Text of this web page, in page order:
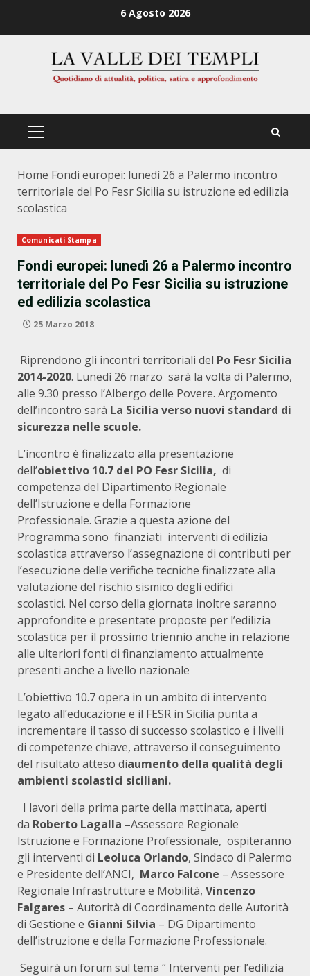
6 Agosto 2026
PRIMÄRES
Home Fondi europei: lunedì 26 a Palermo incontro
territoriale del Po Fesr Sicilia su istruzione ed edilizia
scolastica
Comunicati Stampa
Fondi europei: lunedì 26 a Palermo incontro
territoriale del Po Fesr Sicilia su istruzione
ed edilizia scolastica
25 Marzo 2018
Riprendono gli incontri territoriali del Po Fesr Sicilia
2014-2020. Lunedì 26 marzo sarà la volta di Palermo,
alle 9.30 presso l’Albergo delle Povere. Argomento
dell’incontro sarà La Sicilia verso nuovi standard di
sicurezza nelle scuole.
L’incontro è finalizzato alla presentazione
dell’obiettivo 10.7 del PO Fesr Sicilia, di
competenza del Dipartimento Regionale
dell’Istruzione e della Formazione
Professionale. Grazie a questa azione del
Programma sono finanziati interventi di edilizia
scolastica attraverso l’assegnazione di contributi per
l’esecuzione delle verifiche tecniche finalizzate alla
valutazione del rischio sismico degli edifici
scolastici. Nel corso della giornata inoltre saranno
approfondite e presentate proposte per l’edilizia
scolastica per il prossimo triennio anche in relazione
alle ulteriori fonti di finanziamento attualmente
presenti anche a livello nazionale
L’obiettivo 10.7 opera in un ambito di intervento
legato all’educazione e il FESR in Sicilia punta a
incrementare il tasso di successo scolastico e i livelli
di competenze chiave, attraverso il conseguimento
del risultato atteso diaumento della qualità degli
ambienti scolastici siciliani.
I lavori della prima parte della mattinata, aperti
da Roberto Lagalla –Assessore Regionale
Istruzione e Formazione Professionale, ospiteranno
gli interventi di Leoluca Orlando, Sindaco di Palermo
e Presidente dell’ANCI, Marco Falcone – Assessore
Regionale Infrastrutture e Mobilità, Vincenzo
Falgares – Autorità di Coordinamento delle Autorità
di Gestione e Gianni Silvia – DG Dipartimento
dell’istruzione e della Formazione Professionale.
Seguirà un forum sul tema “ Interventi per l’edilizia